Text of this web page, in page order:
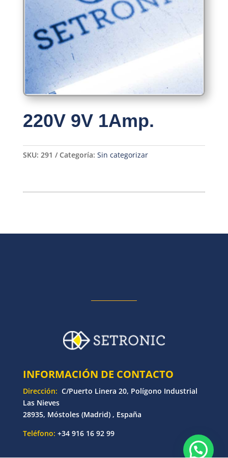
220V 9V 1Amp.
SKU: 291 Categoría: Sin categorizar
INFORMACIÓN DE CONTACTO
Dirección: C/Puerto Linera 20, Polígono Industrial
Las Nieves
28935, Móstoles (Madrid) , España
Teléfono: +34 916 16 92 99